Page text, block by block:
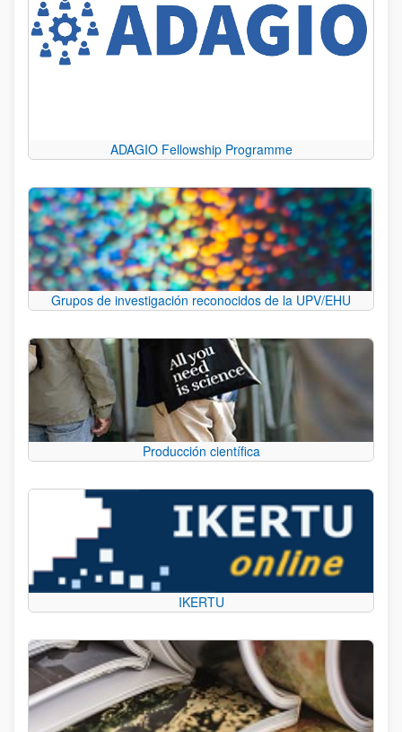
ADAGIO Fellowship Programme
Grupos de investigación reconocidos de la UPV/EHU
Producción científica
IKERTU